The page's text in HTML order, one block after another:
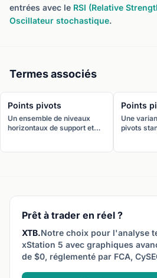
entrées avec le RSI (Relative
Oscillateur stochastique.
Termes associés
Points pivots
Un ensemble de niveaux
horizontaux de support et
retournement potentiels.
Points
Une
pivots
la
Prêt à trader en réel ?
XTB.Notre choix pour l'analyse
xStation 5 avec graphiques
de $0, réglementé par FCA,